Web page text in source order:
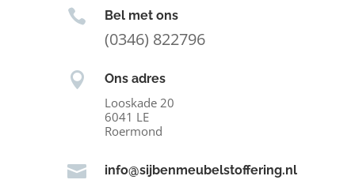
 Bel met ons
(0346) 822796
 Ons adres
Looskade 20
6041 LE
Roermond
 info@sijbenmeubelstoffering.nl